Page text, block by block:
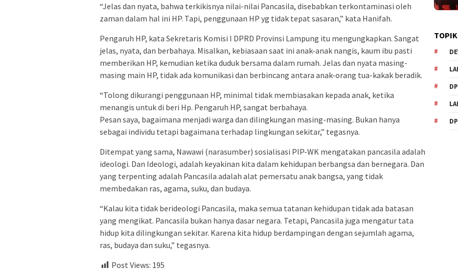
“Jelas dan nyata, bahwa terkikisnya nilai-nilai Pancasila, disebabkan terkontaminasi oleh
zaman dalam hal ini HP. Tapi, penggunaan HP yg tidak tepat sasaran,” kata Hanifah.
Pengaruh HP, kata Sekretaris Komisi I DPRD Provinsi Lampung itu mengungkapkan. Sangat
jelas, nyata, dan berbahaya. Misalkan, kebiasaan saat ini anak-anak nangis, kaum ibu pasti
memberikan HP, kemudian ketika duduk bersama dalam rumah. Jelas dan nyata masing-
masing main HP, tidak ada komunikasi dan berbincang antara anak-orang tua-kakak beradik.
“Tolong dikurangi penggunaan HP, minimal tidak membiasakan kepada anak, ketika
menangis untuk di beri Hp. Pengaruh HP, sangat berbahaya.
Pesan saya, bagaimana menjadi warga dan dilingkungan masing-masing. Bukan hanya
sebagai individu tetapi bagaimana terhadap lingkungan sekitar,” tegasnya.
Ditempat yang sama, Nawawi (narasumber) sosialisasi PIP-WK mengatakan pancasila adalah
ideologi. Dan Ideologi, adalah keyakinan kita dalam kehidupan berbangsa dan bernegara. Dan
yang terpenting adalah Pancasila adalah alat pemersatu anak bangsa, yang tidak
membedakan ras, agama, suku, dan budaya.
“Kalau kita tidak berideologi Pancasila, maka semua tatanan kehidupan tidak ada batasan
yang mengikat. Pancasila bukan hanya dasar negara. Tetapi, Pancasila juga mengatur tata
hidup kita dilingkungan sekitar. Karena kita hidup berdampingan dengan sejumlah agama,
ras, budaya dan suku,” tegasnya.
Post Views: 195